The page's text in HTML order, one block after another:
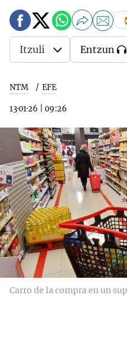
NTM EFE
13·01·26 09:26
Itzuli Entzun
Carro de la compra en un